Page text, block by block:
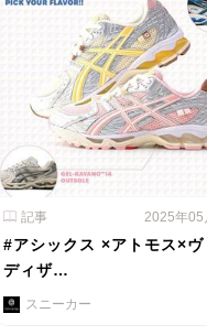
記事 2025年05
#アシックス ×アトモス×ヴ
ディザ…
スニーカー